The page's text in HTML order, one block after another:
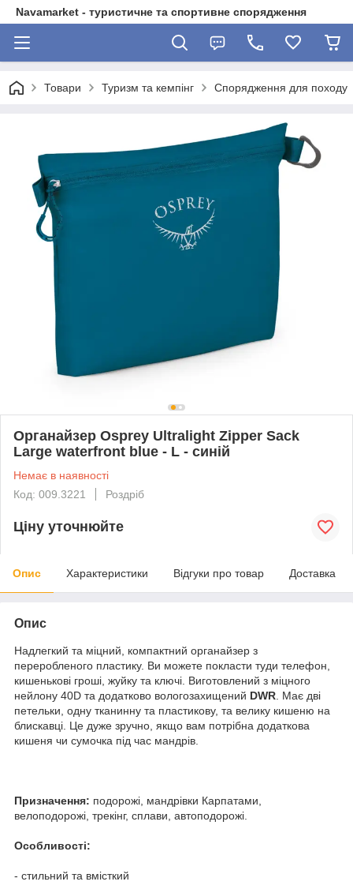
Navamarket - туристичне та спортивне спорядження
Товари Туризм та кемпінг Спорядження для походу
Органайзер Osprey Ultralight Zipper Sack
Large waterfront blue - L - синій
Немає в наявності
Код: 009.3221
Роздріб
Ціну уточнюйте
Опис Характеристики Відгуки про товар Доставка
Опис
Надлегкий та міцний, компактний органайзер з
переробленого пластику. Ви можете покласти туди телефон,
кишенькові гроші, жуйку та ключі. Виготовлений з міцного
нейлону 40D та додатково вологозахищений DWR . Має дві
петельки, одну тканинну та пластикову, та велику кишеню на
блискавці. Це дуже зручно, якщо вам потрібна додаткова
кишеня чи сумочка під час мандрів.
Призначення: подорожі, мандрівки Карпатами,
велоподорожі, трекінг, сплави, автоподорожі.
Особливості:
- стильний та вмісткий